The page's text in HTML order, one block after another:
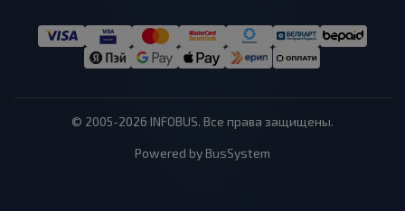
© 2005-2026 INFOBUS. Все права защищены.
Powered by BusSystem